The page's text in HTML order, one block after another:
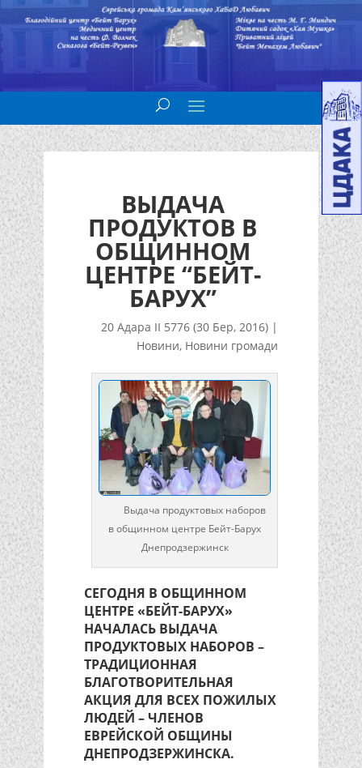
ВЫДАЧА
ПРОДУКТОВ В
ОБЩИННОМ
ЦЕНТРЕ “БЕЙТ-
БАРУХ”
20 Адара II 5776 (30 Бер, 2016) |
Новини, Новини громади
Выдача продуктовых наборов
в общинном центре Бейт-Барух
Днепродзержинск
СЕГОДНЯ В ОБЩИННОМ
ЦЕНТРЕ «БЕЙТ-БАРУХ»
НАЧАЛАСЬ ВЫДАЧА
ПРОДУКТОВЫХ НАБОРОВ –
ТРАДИЦИОННАЯ
БЛАГОТВОРИТЕЛЬНАЯ
АКЦИЯ ДЛЯ ВСЕХ ПОЖИЛЫХ
ЛЮДЕЙ – ЧЛЕНОВ
ЕВРЕЙСКОЙ ОБЩИНЫ
ДНЕПРОДЗЕРЖИНСКА.